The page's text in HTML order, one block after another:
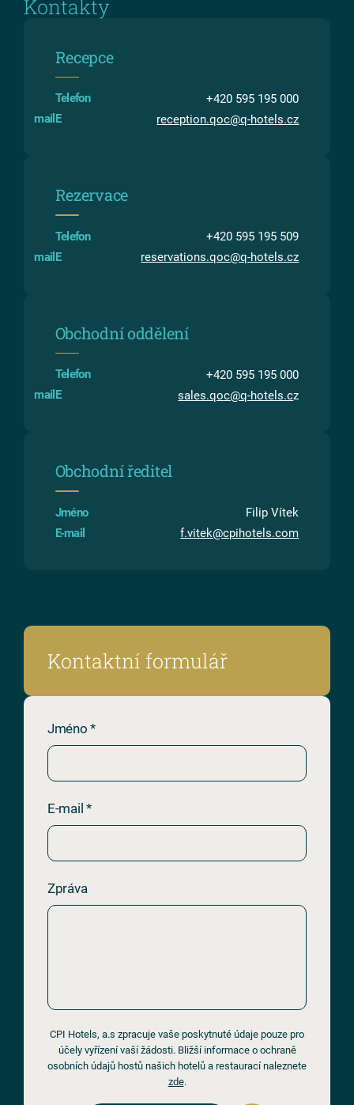
Kontakty
Recepce
Telefon
+420 595 195 000
reception.qoc@q-hotels.cz
Rezervace
Telefon
+420 595 195 509
reservations.qoc@q-hotels.cz
Obchodní oddělení
Telefon +420 595 195 000
sales.qoc@q-hotels.cz
Obchodní ředitel
Jméno
Filip Vítek
E⁠-⁠mail
f.vitek@cpihotels.com
Kontaktní formulář
Jméno *
E-mail *
Zpráva
CPI Hotels, a.s zpracuje vaše poskytnuté údaje pouze pro
účely vyřízení vaší žádosti. Bližší informace o ochraně
osobních údajů hostů našich hotelů a restaurací naleznete
zde.